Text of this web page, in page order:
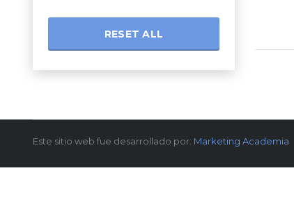
RESET ALL
Este sitio web fue desarrollado por: Marketing Academia